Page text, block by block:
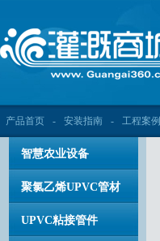
产品首页 - 安装指南 - 工程案例
智慧农业设备
聚氯乙烯UPVC管材
UPVC粘接管件